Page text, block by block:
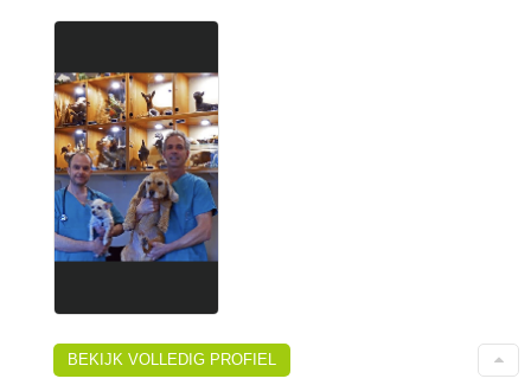
BEKIJK VOLLEDIG PROFIEL